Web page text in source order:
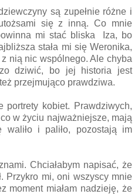
są zupełnie różne i
się z inną. Co mnie
mi stać bliska
Iza, bo
stała mi się Weronika,
nią nic wspólnego. Ale chyba
dziwić, bo jej historia jest
przejmująco prawdziwa.
portrety kobiet. Prawdziwych,
w życiu najważniejsze, mają
i paliło, pozostają im
Chciałabym napisać, że
Przykro mi, oni wszyscy mnie
moment miałam nadzieję, że